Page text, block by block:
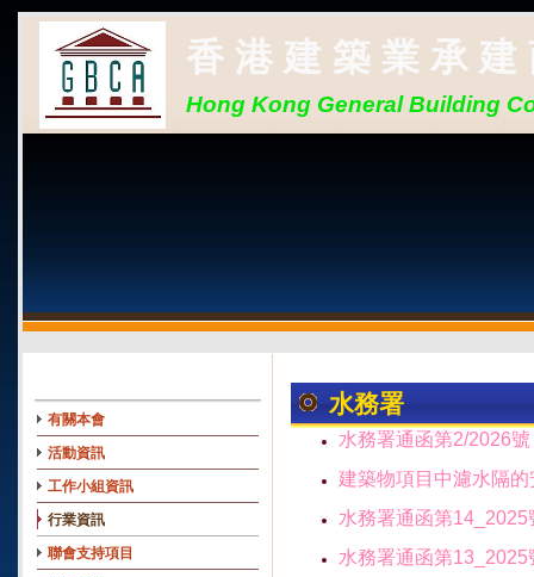
香 港 建 築 業 承 建
Hong Kong General Building
有關本會
活動資訊
工作小組資訊
行業資訊
聯會支持項目
水務署
水務署通函第2/2026號
建築物項目中濾水隔
水務署通函第14_2025
水務署通函第13_2025